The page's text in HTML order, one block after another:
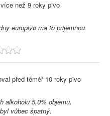
více než 9 roky pivo
europivo ma to prijemnou
před téměř 10 roky pivo
alkoholu 5,0% objemu.
vůbec špatný.